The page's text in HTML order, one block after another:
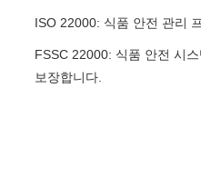
ISO 22000: 식품 안전 관리
FSSC 22000: 식품 안전 시
보장합니다.